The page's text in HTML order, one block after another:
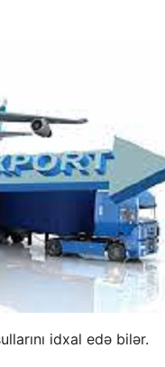
idxal edə bilər.